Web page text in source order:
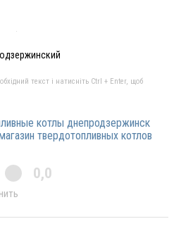
текст і натисніть Ctrl + Enter, щоб
котлы днепродзержинск
твердотопливных котлов
0,0